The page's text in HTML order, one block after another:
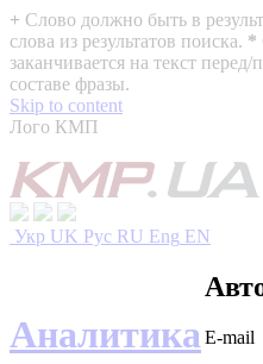
+ Слово должно быть в
слова из результатов поиска. *
заканчивается на текст перед/
составе фразы.
Skip to content
Лого КМП
Укр UK Рус RU Eng EN
E-mail
Аналитика